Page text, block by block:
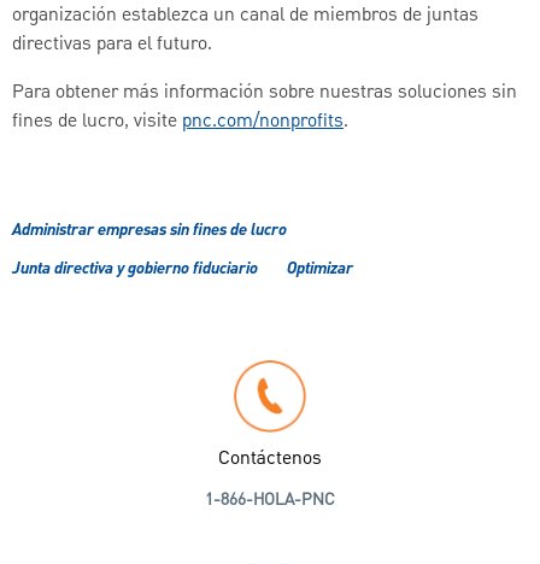
organización establezca un canal de miembros de juntas
directivas para el futuro.
Para obtener más información sobre nuestras soluciones sin
fines de lucro, visite pnc.com/nonprofits.
Administrar empresas sin fines de lucro
Junta directiva y gobierno fiduciario
Optimizar
Contáctenos
1-866-HOLA-PNC